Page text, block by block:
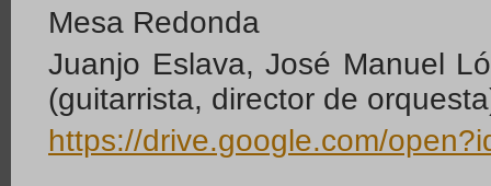
Mesa Redonda
Juanjo Eslava, José Manuel
(guitarrista, director de
https://drive.google.com/